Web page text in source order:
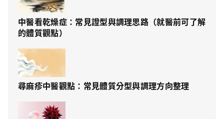
中醫看乾燥症：常見證型與調理思路（就醫前可了解
的體質觀點）
尋麻疹中醫觀點：常見體質分型與調理方向整理